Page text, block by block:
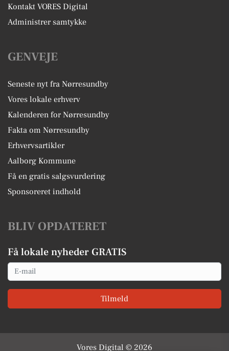
Kontakt VORES Digital
Administrer samtykke
GENVEJE
Seneste nyt fra Nørresundby
Vores lokale erhverv
Kalenderen for Nørresundby
Fakta om Nørresundby
Erhvervsartikler
Aalborg Kommune
Få en gratis salgsvurdering
Sponsoreret indhold
BLIV OPDATERET
Få lokale nyheder GRATIS
Email
Tilmeld
Vores Digital © 2026